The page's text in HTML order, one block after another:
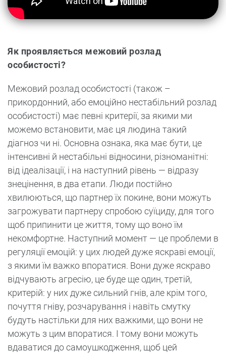
Як проявляється межовий розлад
особистості?
Межовий розлад особистості (також –
прикордонний, або емоційно нестабільний розлад
особистості) має певні критерії, за якими ми
можемо встановити, має ця людина такий
діагноз чи ні. Основна ознака, яка має бути, це
інтенсивні й нестабільні відносини, різноманітні:
від ідеалізації, і на наступний рівень — відразу
знецінення, в два етапи. Люди постійно
хвилюються, що партнер їх покине, вони можуть
загрожувати партнеру спробою суїциду, для того
щоб припинити це життя, тому що воно їм
некомфортне. Наступний момент — це проблеми в
регуляції емоцій: у цих людей дуже яскраві емоції,
з якими їм важко впоратися. Вони дуже яскраво
відчувають агресію, це буде ще один, третій,
критерій: у них дуже сильний гнів, але крім того,
почуття гніву, розчарування і навіть смутку
будуть настільки для них важкими, що вони не
можуть з цим впоратися. І тому вони можуть
вдаватися до самоушкодження, щоб цей